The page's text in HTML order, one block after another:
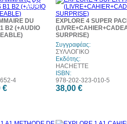
10%
έκπτωση
DU
B2 (+AUDIO
4
€
EXPLORE 4 SUPER
SURPRISE)
Συγγραφέας:
ΣΥΛΛΟΓΙΚΟ
Εκδότης:
HACHETTE
ISBN:
978-202-323-010-5
38,00 €